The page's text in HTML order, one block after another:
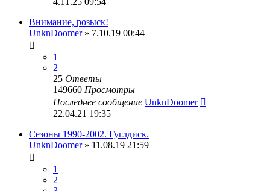
Внимание, розыск!
UnknDoomer» 7.10.19 00:44
1
2
25 Ответы
149660 Просмотры
Последнее сообщение UnknDoomer
22.04.21 19:35
Сезоны 1990-2002. Гуглдиск.
UnknDoomer» 11.08.19 21:59
1
2